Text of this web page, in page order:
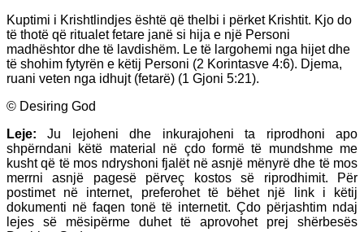
Kuptimi i Krishtlindjes është që thelbi i përket Krishtit. Kjo do
të thotë që ritualet fetare janë si hija e një Personi
madhështor dhe të lavdishëm. Le të largohemi nga hijet dhe
të shohim fytyrën e këtij Personi (2 Korintasve 4:6). Djema,
ruani veten nga idhujt (fetarë) (1 Gjoni 5:21).
© Desiring God
Leje: Ju lejoheni dhe inkurajoheni ta riprodhoni apo
shpërndani këtë material në çdo formë të mundshme me
kusht që të mos ndryshoni fjalët në asnjë mënyrë dhe të mos
merrni asnjë pagesë përveç kostos së riprodhimit. Për
postimet në internet, preferohet të bëhet një link i këtij
dokumenti në faqen tonë të internetit. Çdo përjashtim ndaj
lejes së mësipërme duhet të aprovohet prej shërbesës